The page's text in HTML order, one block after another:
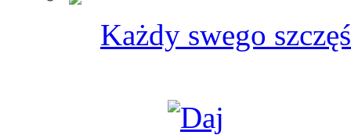
Każdy swego